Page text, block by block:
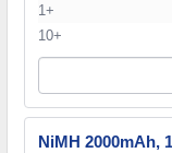
1+
10+
NiMH 2000mAh,